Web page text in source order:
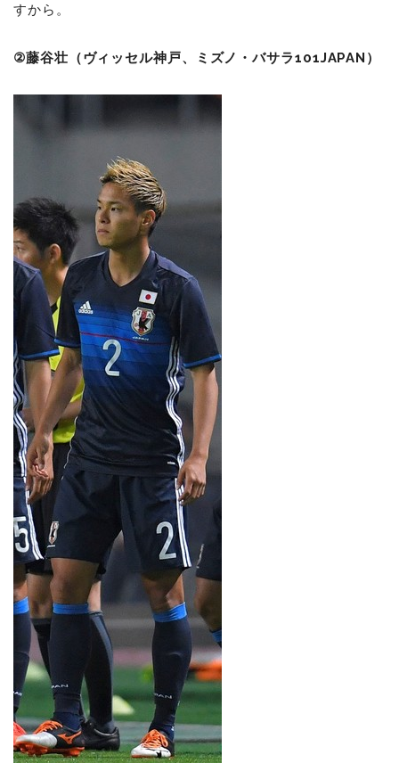
すから。
②藤谷壮（ヴィッセル神戸、ミズノ・バサラ101JAPAN）